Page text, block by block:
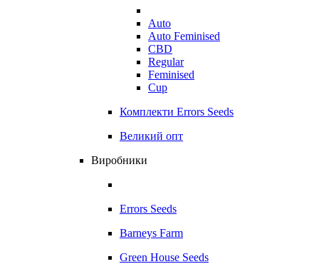
Auto
Auto Feminised
CBD
Regular
Feminised
Cup
Комплекти Errors Seeds
Великий опт
Виробники
Errors Seeds
Barneys Farm
Green House Seeds